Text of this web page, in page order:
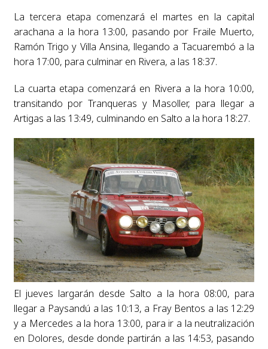
La tercera etapa comenzará el martes en la capital
arachana a la hora 13:00, pasando por Fraile Muerto,
Ramón Trigo y Villa Ansina, llegando a Tacuarembó a la
hora 17:00, para culminar en Rivera, a las 18:37.
La cuarta etapa comenzará en Rivera a la hora 10:00,
transitando por Tranqueras y Masoller, para llegar a
Artigas a las 13:49, culminando en Salto a la hora 18:27.
El jueves largarán desde Salto a la hora 08:00, para
llegar a Paysandú a las 10:13, a Fray Bentos a las 12:29
y a Mercedes a la hora 13:00, para ir a la neutralización
en Dolores, desde donde partirán a las 14:53, pasando